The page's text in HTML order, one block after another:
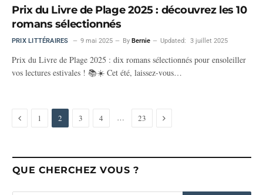
Prix du Livre de Plage 2025 : découvrez les 10
romans sélectionnés
PRIX LITTÉRAIRES 9 mai 2025 By Bernie Updated: 3 juillet 2025
Prix du Livre de Plage 2025 : dix romans sélectionnés pour ensoleiller
vos lectures estivales ! 📚☀️ Cet été, laissez-vous…
Previous
1 2 3 4 … 23 Next
QUE CHERCHEZ VOUS ?